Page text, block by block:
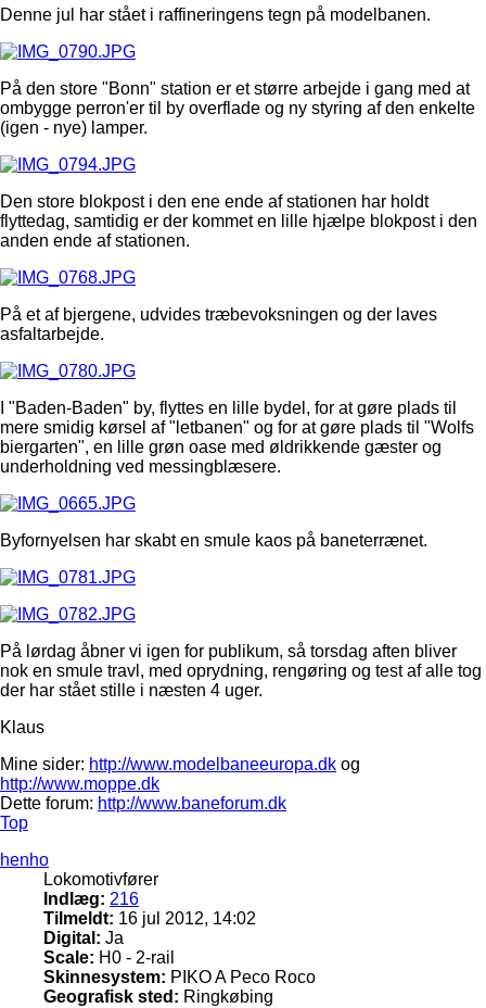
Denne jul har stået i raffineringens tegn på modelbanen.
På den store "Bonn" station er et større arbejde i gang med at
ombygge perron'er til by overflade og ny styring af den enkelte
(igen - nye) lamper.
Den store blokpost i den ene ende af stationen har holdt
flyttedag, samtidig er der kommet en lille hjælpe blokpost i den
anden ende af stationen.
På et af bjergene, udvides træbevoksningen og der laves
asfaltarbejde.
I "Baden-Baden" by, flyttes en lille bydel, for at gøre plads til
mere smidig kørsel af "letbanen" og for at gøre plads til "Wolfs
biergarten", en lille grøn oase med øldrikkende gæster og
underholdning ved messingblæsere.
Byfornyelsen har skabt en smule kaos på baneterrænet.
På lørdag åbner vi igen for publikum, så torsdag aften bliver
nok en smule travl, med oprydning, rengøring og test af alle tog
der har stået stille i næsten 4 uger.
Klaus
Mine sider: http://www.modelbaneeuropa.dk og
http://www.moppe.dk
Dette forum: http://www.baneforum.dk
Top
henho
Lokomotivfører
Indlæg: 216
Tilmeldt: 16 jul 2012, 14:02
Digital: Ja
Scale: H0 - 2-rail
Skinnesystem: PIKO A Peco Roco
Geografisk sted: Ringkøbing